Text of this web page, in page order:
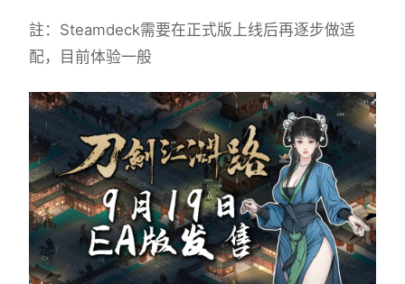
註：Steamdeck需要在正式版上线后再逐步做适
配，目前体验一般